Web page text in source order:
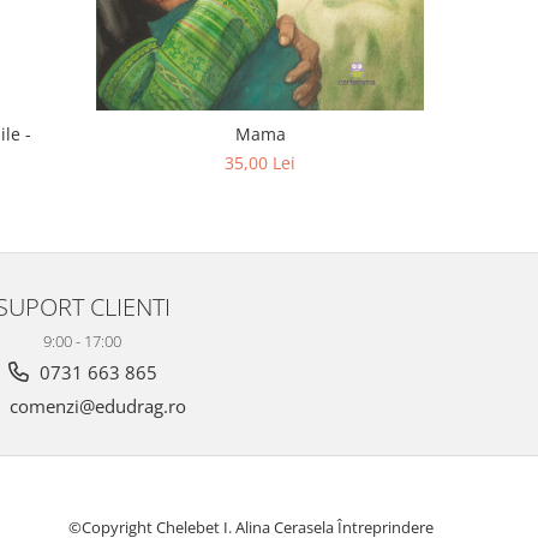
-
Mama
35,00 Lei
CLIENTI
9:00 - 17:00
0731 663 865
comenzi@edudrag.ro
©Copyright Chelebet I. Alina Cerasela Întreprindere